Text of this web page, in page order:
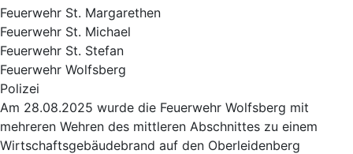
Feuerwehr St. Margarethen
Feuerwehr St. Michael
Feuerwehr St. Stefan
Feuerwehr Wolfsberg
Polizei
Am 28.08.2025 wurde die Feuerwehr Wolfsberg mit
mehreren Wehren des mittleren Abschnittes zu einem
Wirtschaftsgebäudebrand auf den Oberleidenberg